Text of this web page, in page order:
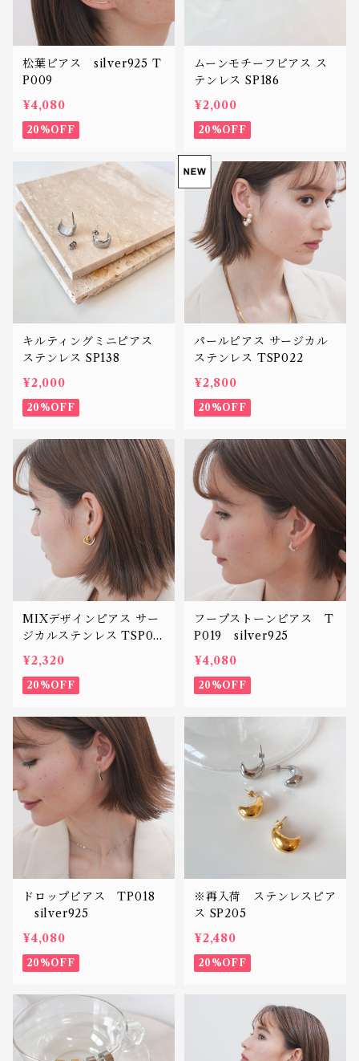
松葉ピアス silver925 T
P009
¥4,080
20%OFF
ムーンモチーフピアス ス
テンレス SP186
¥2,000
20%OFF
キルティングミニピアス
ステンレス SP138
¥2,000
20%OFF
パールピアス サージカル
ステンレス TSP022
¥2,800
20%OFF
MIXデザインピアス サー
ジカルステンレス TSP02
1
¥2,320
20%OFF
フープストーンピアス T
P019 silver925
¥4,080
20%OFF
ドロップピアス TP018
silver925
¥4,080
20%OFF
※再入荷 ステンレスピア
ス SP205
¥2,480
20%OFF